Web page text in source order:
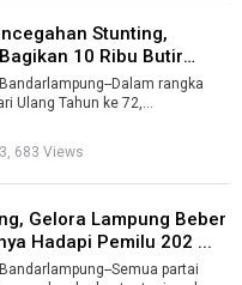
Stunting,
10 Ribu Butir
Dalam rangka
Ulang Tahun ke 72,
...
683 Views
Gelora Lampung Beber
Hadapi Pemilu 202 ...
Semua partai